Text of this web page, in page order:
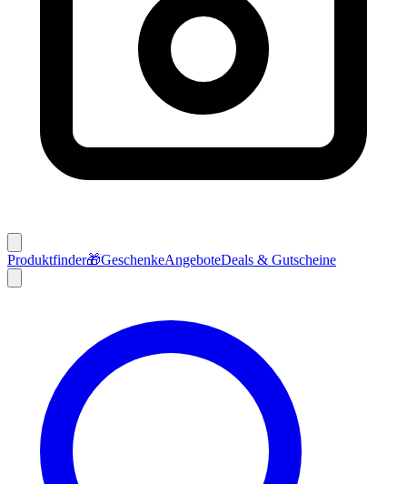
Produktfinder🎁GeschenkeAngeboteDeals & Gutscheine